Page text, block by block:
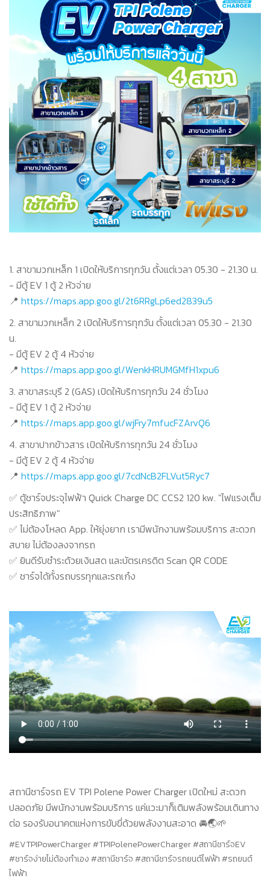
1. สาขามวกเหล็ก 1 เปิดให้บริการทุกวัน ตั้งแต่เวลา 05.30 - 21.30 น.
- มีตู้ EV 1 ตู้ 2 หัวจ่าย
📍 https://maps.app.goo.gl/2t6RRgLp6ed2839u5
2. สาขามวกเหล็ก 2 เปิดให้บริการทุกวัน ตั้งแต่เวลา 05.30 - 21.30
น.
- มีตู้ EV 2 ตู้ 4 หัวจ่าย
📍 https://maps.app.goo.gl/WenkHRUMGMfH1xpu6
3. สาขาสระบุรี 2 (GAS) เปิดให้บริการทุกวัน 24 ชั่วโมง
- มีตู้ EV 1 ตู้ 2 หัวจ่าย
📍 https://maps.app.goo.gl/wjFry7mfucFZArvQ6
4. สาขาปากข้าวสาร เปิดให้บริการทุกวัน 24 ชั่วโมง
- มีตู้ EV 2 ตู้ 4 หัวจ่าย
📍 https://maps.app.goo.gl/7cdNcB2FLVut5Ryc7
✅ ตู้ชาร์จประจุไฟฟ้า Quick Charge DC CCS2 120 kw. "ไฟแรงเต็ม
ประสิทธิภาพ"
✅ ไม่ต้องโหลด App. ให้ยุ่งยาก เรามีพนักงานพร้อมบริการ สะดวก
สบาย ไม่ต้องลงจากรถ
✅ ยินดีรับชำระด้วยเงินสด และบัตรเครดิต Scan QR CODE
✅ ชาร์จได้ทั้งรถบรรทุกและรถเก๋ง
สถานีชาร์จรถ EV TPI Polene Power Charger เปิดใหม่ สะดวก
ปลอดภัย มีพนักงานพร้อมบริการ แค่แวะมาก็เติมพลังพร้อมเดินทาง
ต่อ รองรับอนาคตแห่งการขับขี่ด้วยพลังงานสะอาด 🚘🌏🌱
#EVTPIPowerCharger #TPIPolenePowerCharger #สถานีชาร์จEV
#ชาร์จง่ายไม่ต้องทำเอง #สถานีชาร์จ #สถานีชาร์จรถยนต์ไฟฟ้า #รถยนต์
ไฟฟ้า